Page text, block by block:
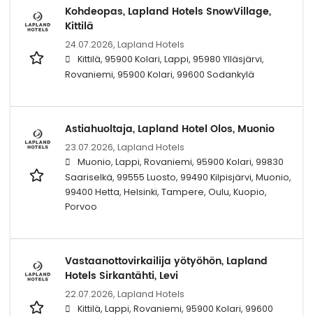
Kohdeopas, Lapland Hotels SnowVillage,
Kittilä
24.07.2026, Lapland Hotels
Kittilä, 95900 Kolari, Lappi, 95980 Ylläsjärvi,
Rovaniemi, 95900 Kolari, 99600 Sodankylä
Astiahuoltaja, Lapland Hotel Olos, Muonio
23.07.2026, Lapland Hotels
Muonio, Lappi, Rovaniemi, 95900 Kolari, 99830
Saariselkä, 99555 Luosto, 99490 Kilpisjärvi, Muonio,
99400 Hetta, Helsinki, Tampere, Oulu, Kuopio,
Porvoo
Vastaanottovirkailija yötyöhön, Lapland
Hotels Sirkantähti, Levi
22.07.2026, Lapland Hotels
Kittilä, Lappi, Rovaniemi, 95900 Kolari, 99600